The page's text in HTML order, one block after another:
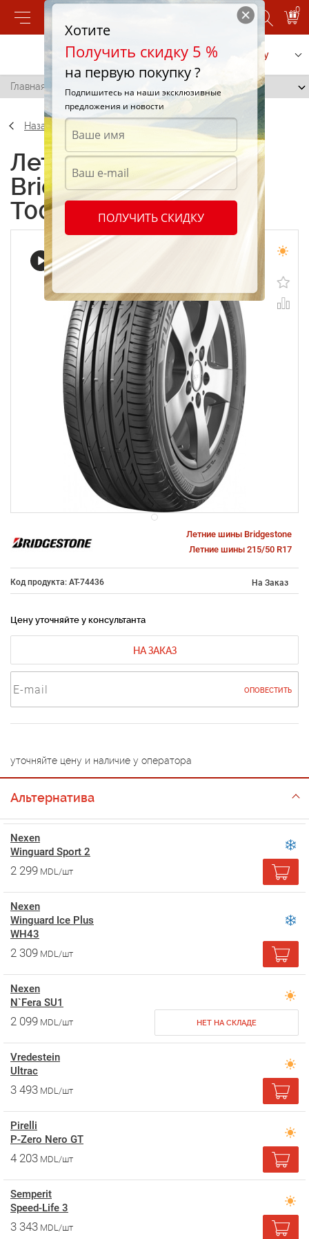
0
Позвонить Заказать услугу
Главная / Bridgestone Turanza T001 215/50 R17 91W
Назад
Летние шины
Bridgestone Turanza
T001 215/50 R17 91W
Летние шины Bridgestone
Летние шины 215/50 R17
Код продукта: AT-74436 На Заказ
Цену уточняйте у консультанта
НА ЗАКАЗ
ОПОВЕСТИТЬ
уточняйте цену и наличие у оператора
Альтернатива
Nexen
Winguard Sport 2
2 299 MDL/шт
Nexen
Winguard Ice Plus
WH43
2 309 MDL/шт
Nexen
N`Fera SU1
2 099 MDL/шт НЕТ НА СКЛАДЕ
Vredestein
Ultrac
3 493 MDL/шт
Pirelli
P-Zero Nero GT
4 203 MDL/шт
Semperit
Speed-Life 3
3 343 MDL/шт
Хотите
Получить скидку 5 %
на первую покупку ?
Подпишитесь на наши эксклюзивные
предложения и новости
ПОЛУЧИТЬ СКИДКУ